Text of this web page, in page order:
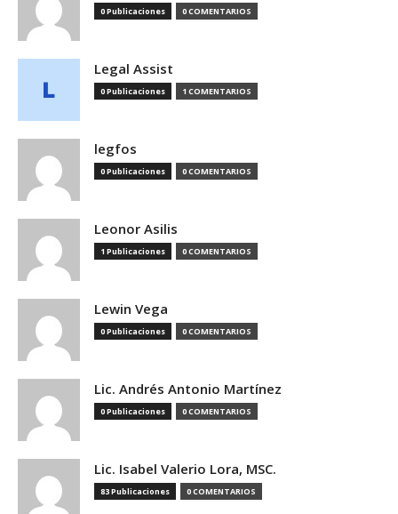
0 Publicaciones 0 COMENTARIOS
Legal Assist
0 Publicaciones 1 COMENTARIOS
legfos
0 Publicaciones 0 COMENTARIOS
Leonor Asilis
1 Publicaciones 0 COMENTARIOS
Lewin Vega
0 Publicaciones 0 COMENTARIOS
Lic. Andrés Antonio Martínez
0 Publicaciones 0 COMENTARIOS
Lic. Isabel Valerio Lora, MSC.
83 Publicaciones 0 COMENTARIOS